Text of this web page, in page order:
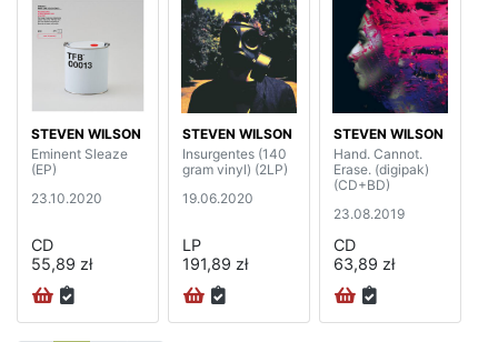
STEVEN WILSON
Eminent Sleaze
(EP)
23.10.2020
CD
55,89 zł
STEVEN WILSON
Insurgentes (140
gram vinyl) (2LP)
19.06.2020
LP
191,89 zł
STEVEN WILSON
Hand. Cannot.
Erase. (digipak)
(CD+BD)
23.08.2019
CD
63,89 zł